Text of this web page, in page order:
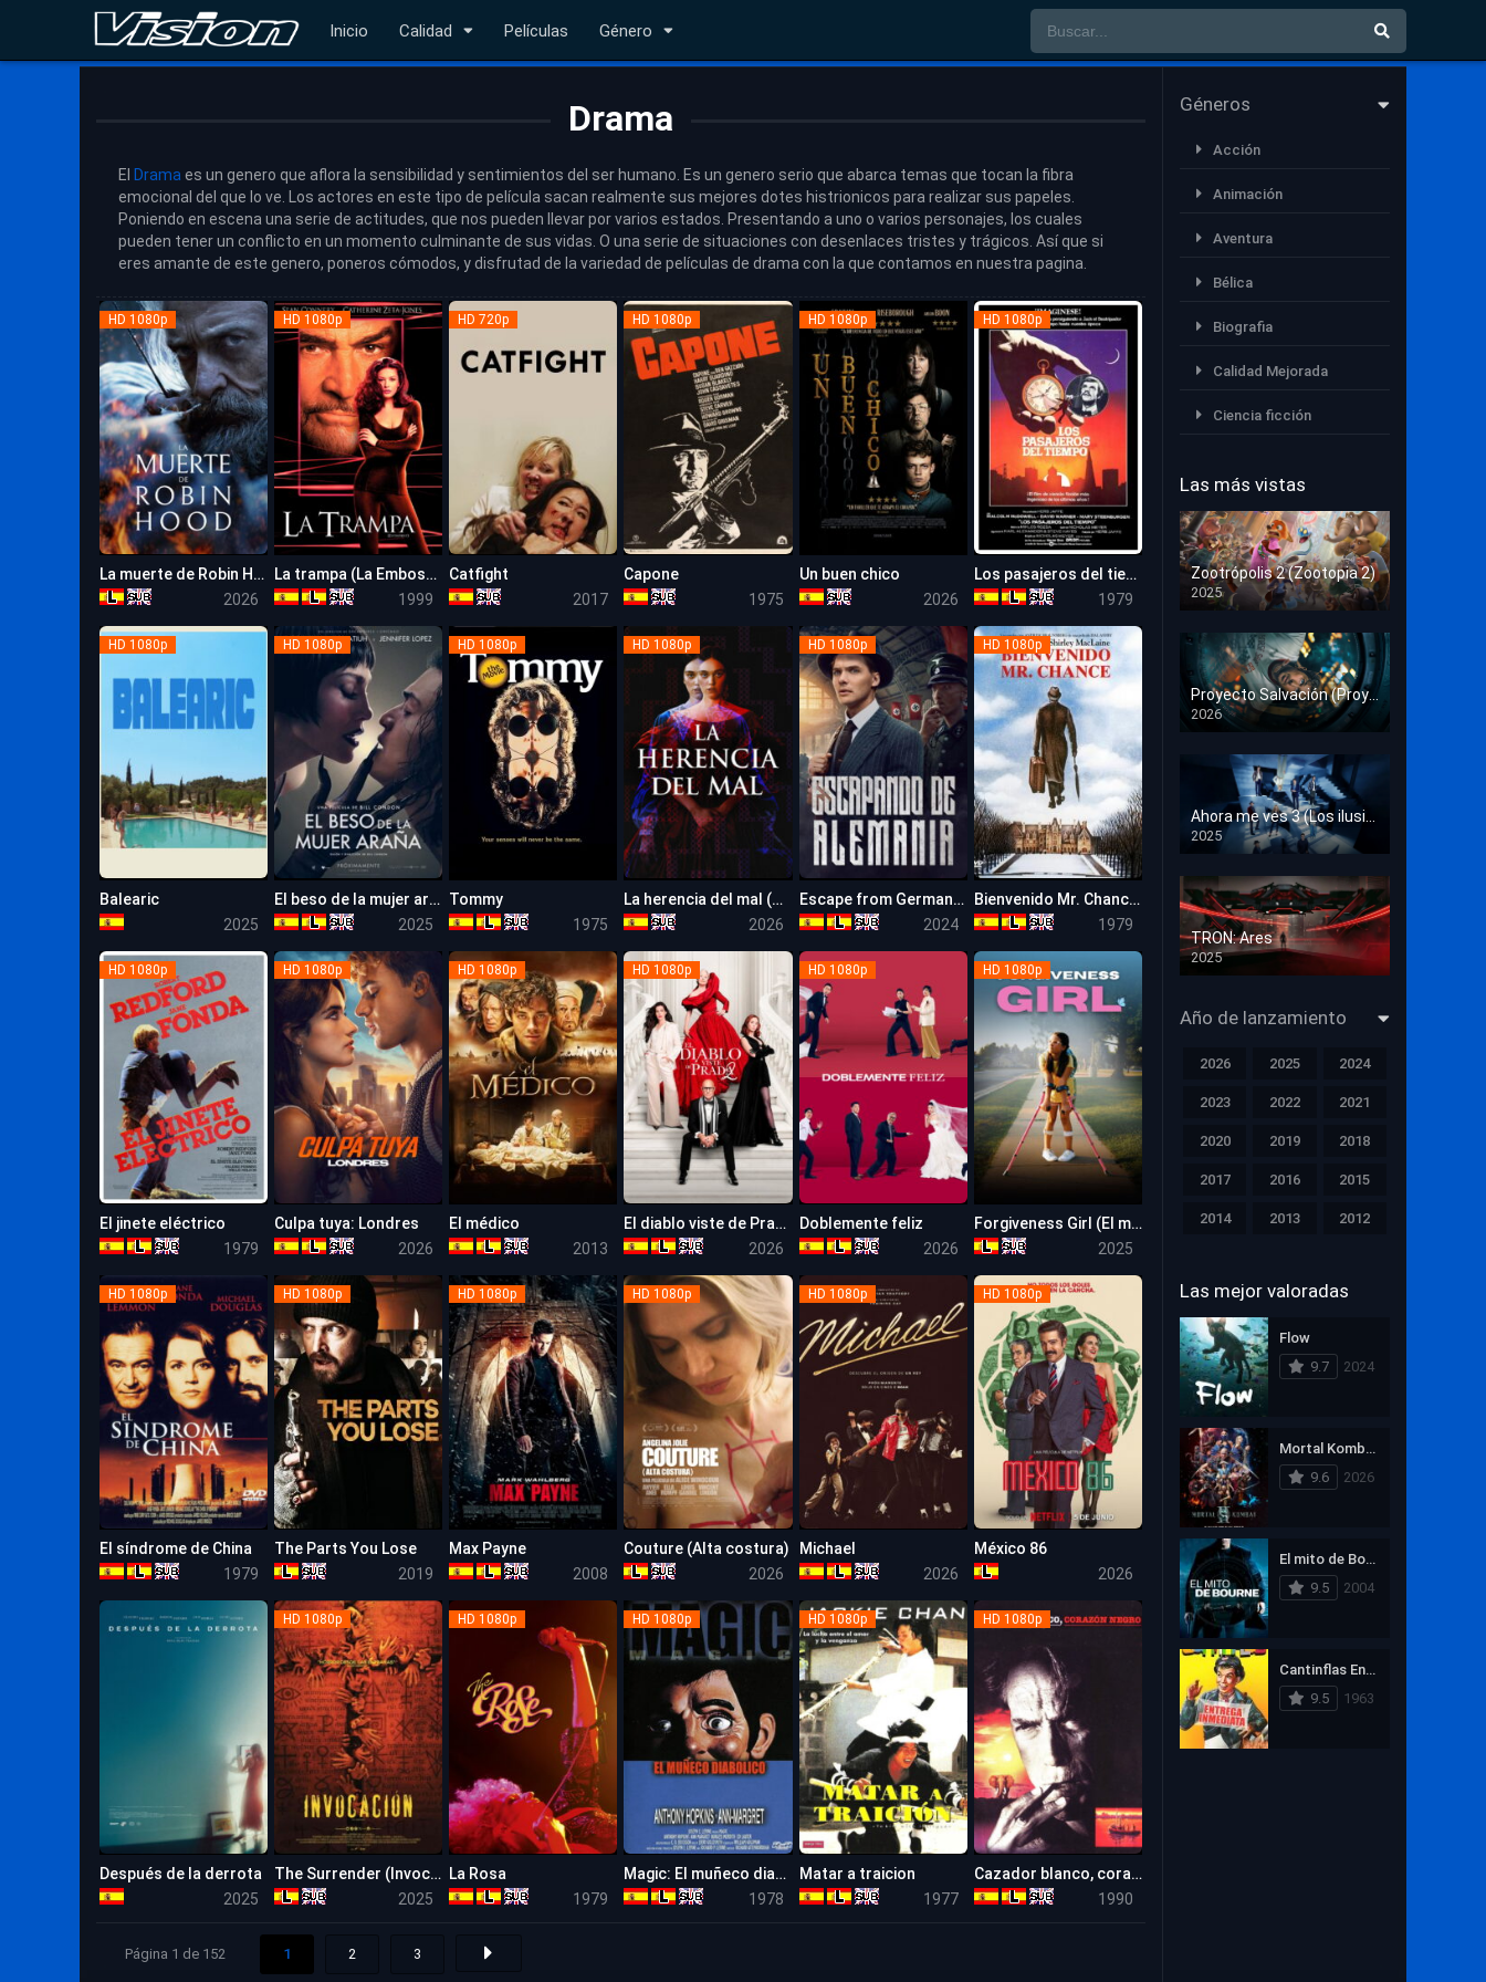
Inicio Calidad Películas Género
Drama
El Drama es un genero que aflora la sensibilidad y sentimientos del ser humano. Es un genero serio que abarca temas que tocan la fibra
emocional del que lo ve. Los actores en este tipo de película sacan realmente sus mejores dotes histrionicos para realizar sus papeles.
Poniendo en escena una serie de actitudes, que nos pueden llevar por varios estados. Presentando a uno o varios personajes, los cuales
pueden tener un conflicto en un momento culminante de sus vidas. O una serie de situaciones con desenlaces tristes y trágicos. Así que si
eres amante de este genero, poneros cómodos, y disfrutad de la variedad de películas de drama con la que contamos en nuestra pagina.
HD 1080p
La muerte de Robin Hood
2026
HD 1080p
La trampa (La Emboscada)
1999
HD 720p
Catfight
2017
HD 1080p
Capone
1975
HD 1080p
Un buen chico
2026
HD 1080p
Los pasajeros del tiempo
1979
HD 1080p
Balearic
2025
HD 1080p
El beso de la mujer araña (2025)
2025
HD 1080p
Tommy
1975
5.9
HD 1080p
La herencia del mal (Mārama)
2026
HD 1080p
Escape from Germany (Escapando de Alemania)
2024
HD 1080p
Bienvenido Mr. Chance (Desde el jardín)
1979
HD 1080p
El jinete eléctrico
1979
HD 1080p
Culpa tuya: Londres
2026
HD 1080p
El médico
2013
HD 1080p
El diablo viste de Prada 2
2026
HD 1080p
Doblemente feliz
2026
HD 1080p
Forgiveness Girl (El milagro del perdón)
2025
HD 1080p
El síndrome de China
1979
HD 1080p
The Parts You Lose
2019
HD 1080p
Max Payne
2008
HD 1080p
Couture (Alta costura)
2026
HD 1080p
Michael
2026
HD 1080p
México 86
2026
Después de la derrota
2025
HD 1080p
The Surrender (Invocación)
2025
HD 1080p
La Rosa
1979
HD 1080p
Magic: El muñeco diabólico
1978
HD 1080p
Matar a traicion
1977
HD 1080p
Cazador blanco, corazón negro
1990
Página 1 de 152 1 2 3
Géneros
Acción
Animación
Aventura
Bélica
Biografia
Calidad Mejorada
Ciencia ficción
Deporte
Documental
Drama
Estrénos en Cine
Familia
Familiar
Fantasía
Guerra
Historia
Misterio
Principal
Romance
Suspense
Suspenso
Terror
Western
Zombies
Las más vistas
Zootrópolis 2 (Zootopia 2)
2025
HD 1080p
2026
HD 1080p
2025
HD 1080p
TRON: Ares
2025
HD 1080p
Año de lanzamiento
2026 2025 2024
2023 2022 2021
2020 2019 2018
2017 2016 2015
2014 2013 2012
2008 2007 2006
2005 2004
2002 2001 2000
1999
1996 1995 1994
1993 1992
1990
1987 1986 1985
1984 1983
1978 1977
1975
Las mejor valoradas
Flow
9.7
2024
Mortal Kombat II
9.6
2026
El mito de Bourne (La supremacía Bourne)
9.5
2004
Cantinflas Entrega Inmediata
9.5
1963